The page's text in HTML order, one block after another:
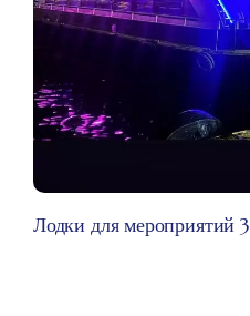
Лодки для мероприятий 3